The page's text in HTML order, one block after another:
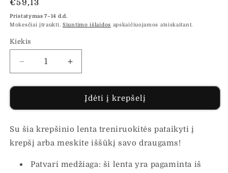
Įprasta
kaina
€59,13
Pristatymas 7–14 d.d.
Mokesčiai įtraukti. Siuntimo išlaidos apskaičiuojamos atsiskaitant.
Kiekis
Sumažinti
Krepšinio
lenta,
spalvos,
polietilenas
kiekį
Padidinti
Krepšinio
lenta,
juodos
spalvos,
polietilenas
kiekį
Įdėti į krepšelį
Su šia krepšinio lenta treniruokitės pataikyti į
krepšį arba meskite iššūkį savo draugams!
Patvari medžiaga: ši lenta yra pagaminta iš